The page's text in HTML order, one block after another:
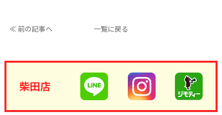
≪ 前の記事へ 一覧に戻る
柴田店